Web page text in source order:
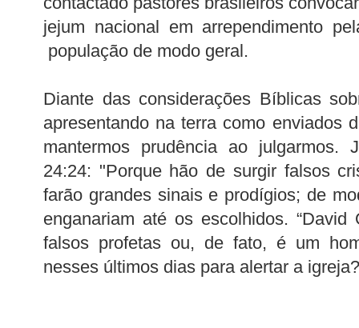
jejum nacional em arrependimento
população de modo geral.
Diante das considerações Bíblicas
apresentando na terra como enviados
mantermos prudência ao julgarmos.
24:24: "Porque hão de surgir falsos
farão grandes sinais e prodígios; de
enganariam até os escolhidos.
falsos profetas ou, de fato, é um
nesses últimos dias para alertar a igreja?